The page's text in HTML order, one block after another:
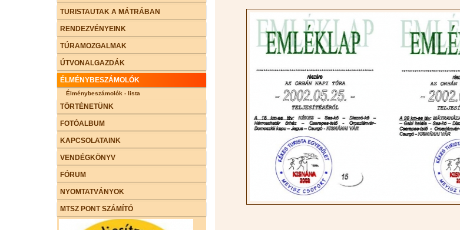
TURISTAUTAK A MÁTRÁBAN
RENDEZVÉNYEINK
TÚRAMOZGALMAK
ÚTVONALGAZDÁK
ÉLMÉNYBESZÁMOLÓK
Élménybeszámolók - lista
TÖRTÉNETÜNK
FOTÓALBUM
KAPCSOLATAINK
VENDÉGKÖNYV
FÓRUM
NYOMTATVÁNYOK
MTSZ PONT SZÁMÍTÓ